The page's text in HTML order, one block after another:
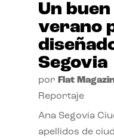
Un
verano
Segovia
por Flat
Reportaje
Ana Segovia
apellidos de